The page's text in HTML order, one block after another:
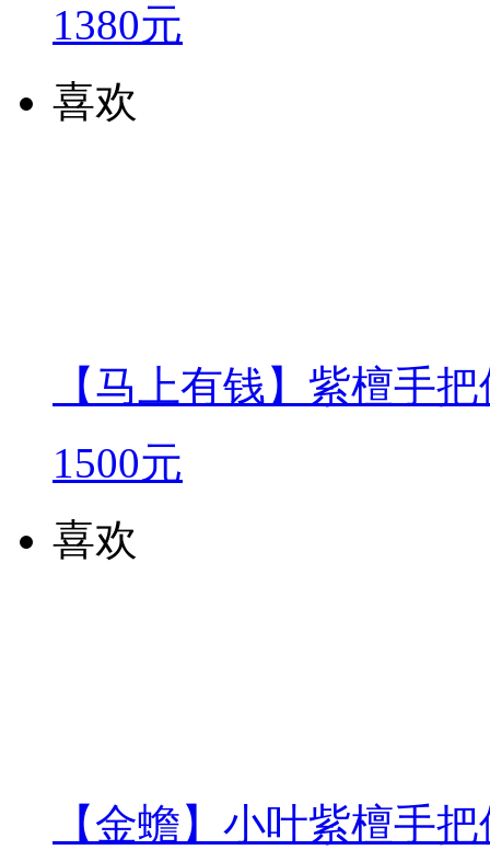
1380元
喜欢
【马上有钱】紫檀手
1500元
喜欢
【金蟾】小叶紫檀手